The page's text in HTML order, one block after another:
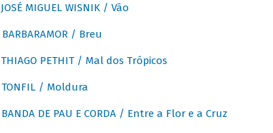
JOSÉ MIGUEL WISNIK / Vão
BARBARAMOR / Breu
THIAGO PETHIT / Mal dos Trópicos
TONFIL / Moldura
BANDA DE PAU E CORDA / Entre a Flor e a Cruz